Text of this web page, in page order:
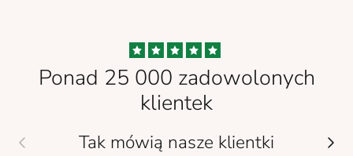
Ponad 25 000 zadowolonych
klientek
Tak mówią nasze klientki